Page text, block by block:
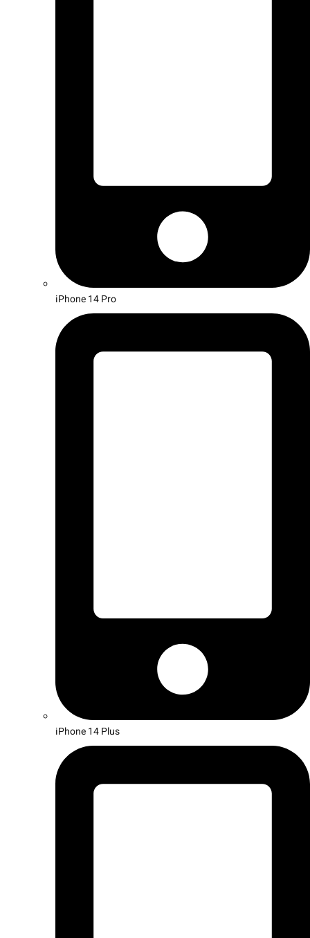
iPhone 14 Pro
iPhone 14 Plus